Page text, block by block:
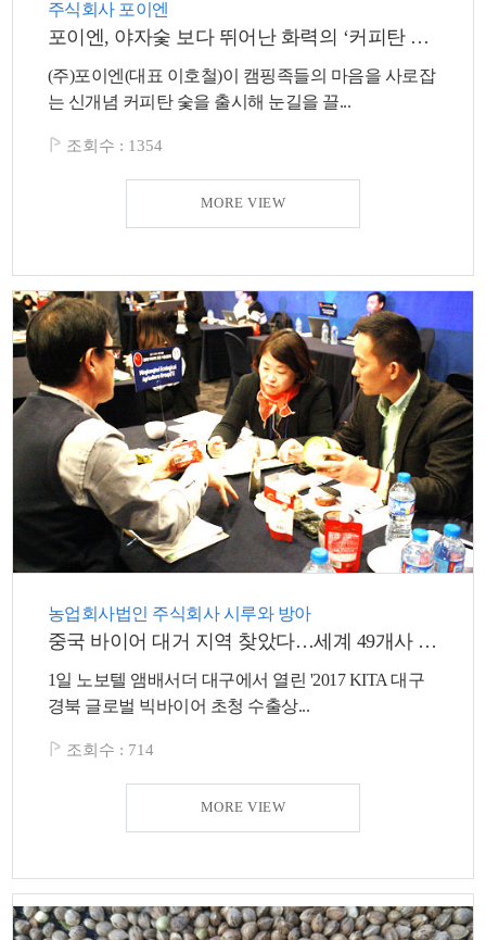
주식회사 포이엔
포이엔, 야자숯 보다 뛰어난 화력의 ‘커피탄 숯’ 출시
(주)포이엔(대표 이호철)이 캠핑족들의 마음을 사로잡
는 신개념 커피탄 숯을 출시해 눈길을 끌...
조회수 : 1354
MORE VIEW
농업회사법인 주식회사 시루와 방아
중국 바이어 대거 지역 찾았다…세계 49개사 참여 수출상담회
1일 노보텔 앰배서더 대구에서 열린 '2017 KITA 대구
경북 글로벌 빅바이어 초청 수출상...
조회수 : 714
MORE VIEW